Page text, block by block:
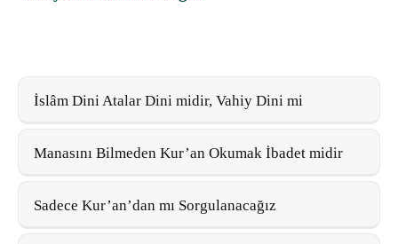
İslâm Dini Atalar Dini midir, Vahiy Dini mi
Manasını Bilmeden Kur’an Okumak İbadet midir
Sadece Kur’an’dan mı Sorgulanacağız